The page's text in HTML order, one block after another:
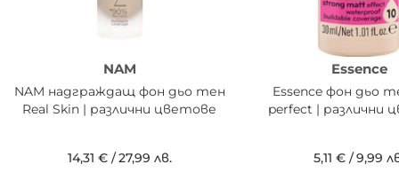
NAM
NAM надграждащ фон дьо тен
Real Skin | различни цветове
14,31 €/27,99 лв.
Essence
Essence фон дьо
perfect | различни
5,11 € /9,99